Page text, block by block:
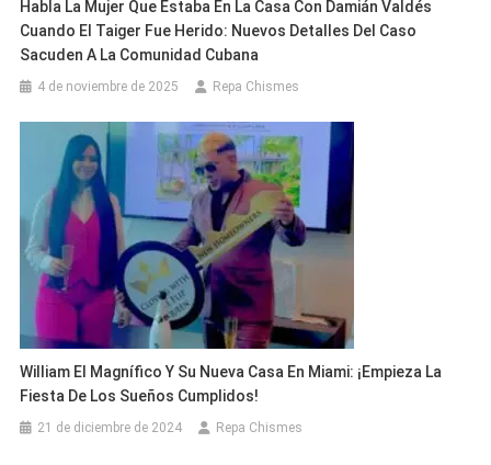
Habla La Mujer Que Estaba En La Casa Con Damián Valdés
Cuando El Taiger Fue Herido: Nuevos Detalles Del Caso
Sacuden A La Comunidad Cubana
4 de noviembre de 2025 Repa Chismes
William El Magnífico Y Su Nueva Casa En Miami: ¡empieza La
Fiesta De Los Sueños Cumplidos!
21 de diciembre de 2024 Repa Chismes